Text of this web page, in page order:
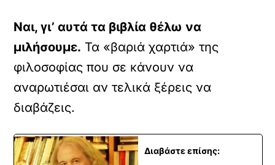
Ναι, γι’ αυτά τα βιβλία θέλω να
μιλήσουμε. Τα «βαριά χαρτιά» της
φιλοσοφίας που σε κάνουν να
αναρωτιέσαι αν τελικά ξέρεις να
διαβάζεις.
Διαβάστε επίσης: